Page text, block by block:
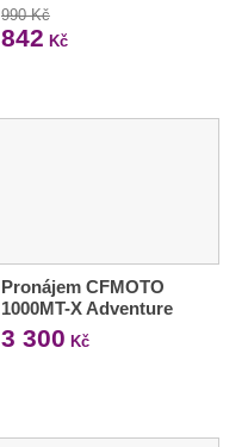
990 Kč
842 Kč
Pronájem CFMOTO
1000MT-X Adventure
3 300 Kč